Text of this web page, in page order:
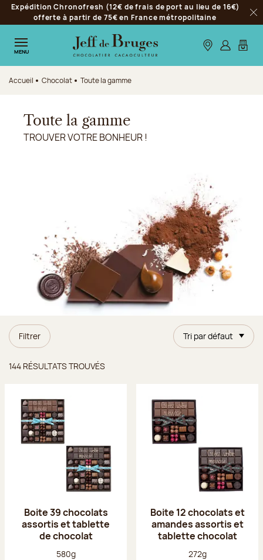
Aller à la navigation
Aller au contenu principal
Aller au pied de page
Expédition Chronofresh (12€ de frais de port au lieu de 16€)
offerte à partir de 75€ en France métropolitaine
MENU Nos boutiques
S’identifier
Mon
Accueil Chocolat Toute la gamme
Toute la gamme
TROUVER VOTRE BONHEUR !
Filtrer Tri par défaut
144 RÉSULTATS TROUVÉS
Boite 39 chocolats
assortis et tablette
de chocolat
Poids net :
580g
Boite 12 chocolats et
amandes assortis et
tablette chocolat
Poids net :
272g